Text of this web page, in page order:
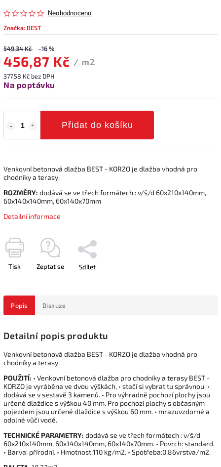
Neohodnoceno
Značka: BEST
549,34 Kč –16 %
456,87 Kč / m2
377,58 Kč bez DPH
Na poptávku
Přidat do košíku
Venkovní betonová dlažba BEST - KORZO je dlažba vhodná pro
chodníky a terasy.
ROZMĚRY: dodává se ve třech formátech : v/š/d 60x210x140mm,
60x140x140mm, 60x140x70mm
Detailní informace
Tisk Zeptat se Sdílet
Popis Diskuze
Detailní popis produktu
Venkovní betonová dlažba BEST - KORZO je dlažba vhodná pro
chodníky a terasy.
POUŽITÍ: • Venkovní betonová dlažba pro chodníky a terasy BEST -
KORZO je vyráběna ve dvou výškách, • stačí si vybrat tu správnou. •
dodává se v sestavě 3 kamenů. • Pro výhradně pochozí plochy jsou
určené dlaždice s výškou 40 mm. Pro pochozí plochy s občasným
pojezdem jsou určené dlaždice s výškou 60 mm. • mrazuvzdorné a
odolné vůči vodě.
TECHNICKÉ PARAMETRY: dodává se ve třech formátech : v/š/d
60x210x140mm, 60x140x140mm, 60x140x70mm. • Povrch: standard.
• Barva: přírodní. • Hmotnost:110 kg/m2. • Spotřeba:0,86vrstva/m2.